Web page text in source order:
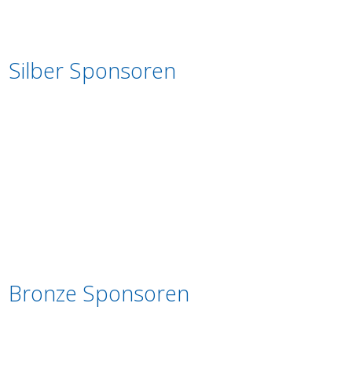
Silber Sponsoren
Bronze Sponsoren